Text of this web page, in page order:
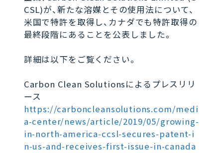
CSL)が、新たな溶媒とその使用法について、
米国で特許を取得し、カナダでも特許取得の
最終段階にあることを公表しました。
詳細は以下をご覧ください。
Carbon Clean Solutionsによるプレスリリ
ース
https://carboncleansolutions.com/medi
a-center/news/article/2019/05/growing-
in-north-america-ccsl-secures-patent-i
n-us-and-receives-first-issue-in-canada